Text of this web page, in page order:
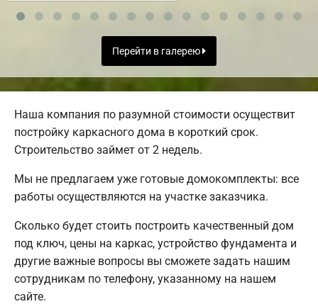
Перейти в галерею
Наша компания по разумной стоимости осуществит
постройку каркасного дома в короткий срок.
Строительство займет от 2 недель.
Мы не предлагаем уже готовые домокомплекты: все
работы осуществляются на участке заказчика.
Сколько будет стоить построить качественный дом
под ключ, цены на каркас, устройство фундамента и
другие важные вопросы вы сможете задать нашим
сотрудникам по телефону, указанному на нашем
сайте.